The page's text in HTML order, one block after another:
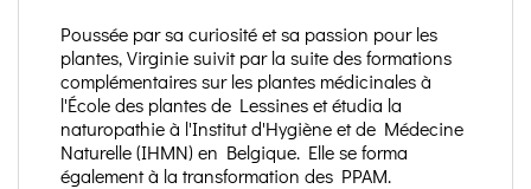
Poussée par sa curiosité et sa passion pour les
plantes, Virginie suivit par la suite des formations
complémentaires sur les plantes médicinales à
l'École des plantes de Lessines et étudia la
naturopathie à l'Institut d'Hygiène et de Médecine
Naturelle (IHMN) en Belgique. Elle se forma
également à la transformation des PPAM.